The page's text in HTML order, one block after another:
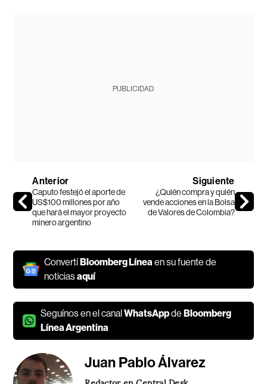
PUBLICIDAD
Anterior
Caputo festejó el aporte de
US$100 millones por año
que hará el mayor proyecto
minero argentino
Siguiente
¿Quién compra y quién
vende acciones en la Bolsa
de Valores de Colombia?
ConvertíBloomberg Línea en su fuente de
noticiasaquí
Seguínos en el canalWhatsAppdeBloomberg
Línea Argentina
Juan Pablo Álvarez